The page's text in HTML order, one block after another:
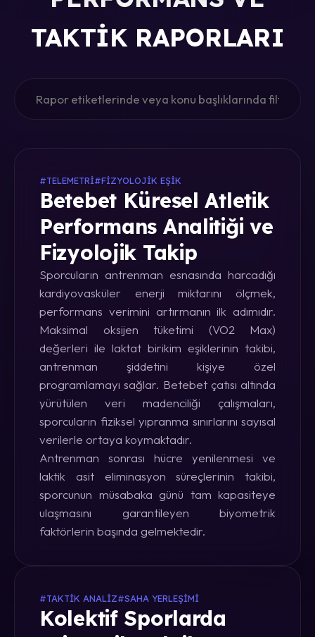
TAKTIK RAPORLARI
#TELEMETRI#FIZYOLOJIK EŞIK
Betebet Küresel Atletik
Performans Analitiği ve
Fizyolojik Takip
Sporcuların antrenman esnasında harcadığı
kardiyovasküler enerji miktarını ölçmek,
performans verimini artırmanın ilk adımıdır.
Maksimal oksijen tüketimi (VO2 Max)
değerleri ile laktat birikim eşiklerinin takibi,
antrenman şiddetini kişiye özel
programlamayı sağlar. Betebet çatısı altında
yürütülen veri madenciliği çalışmaları,
sporcuların fiziksel yıpranma sınırlarını sayısal
verilerle ortaya koymaktadır.
Antrenman sonrası hücre yenilenmesi ve
laktik asit eliminasyon süreçlerinin takibi,
sporcunun müsabaka günü tam kapasiteye
ulaşmasını garantileyen biyometrik
faktörlerin başında gelmektedir.
#TAKTIK ANALIZ#SAHA YERLEŞIMI
Kolektif Sporlarda